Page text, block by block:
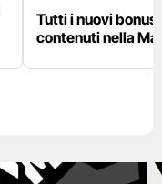
Tutti i nuovi bonus
contenuti nella